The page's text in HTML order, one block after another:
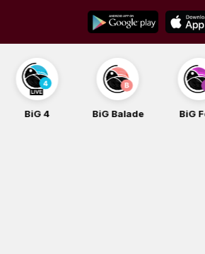
content
BiG Balade BiG Folk BiG